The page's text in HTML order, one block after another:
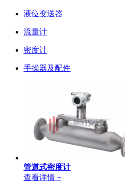
液位变送器
流量计
密度计
手操器及配件
管道式密度计
查看详情 +